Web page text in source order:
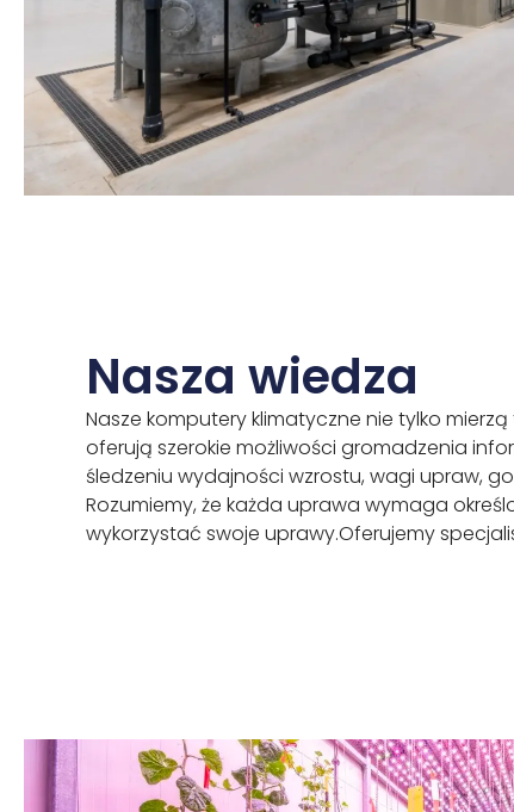
Nasza wiedza
Nasze komputery klimatyczne nie tylko
oferują szerokie możliwości gromadzenia
śledzeniu wydajności wzrostu, wagi upraw,
Rozumiemy, że każda uprawa wymaga
wykorzystać swoje uprawy.Oferujemy